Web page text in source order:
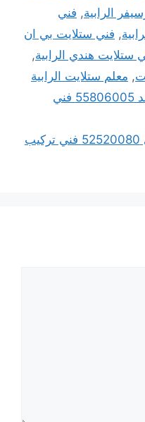
الرابية, فني
, فني ستلايت بي ان
ستلايت هندي الرابية,
, معلم ستلايت الرابية
رقم فني ستلايت فهد الاحمد 55806005 فني
فني ستلايت هندي الاحمدي 52520080 فني تركيب